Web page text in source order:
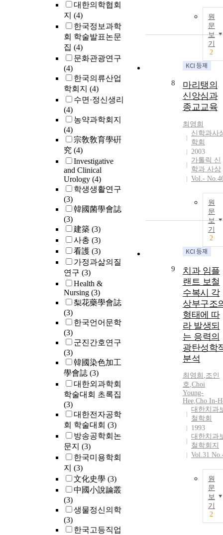
대한의학협회
지 (4)
한국정보과학
회 학술발표논문
집 (4)
문화관광연구
(4)
한국의류산업
학회지 (4)
수면·정신생리
(4)
농약과학회지
(4)
宗敎敎育學硏
究 (4)
Investigative
and Clinical
Urology (4)
학생생활연구
(3)
韓國菌學會誌
(3)
建築 (3)
사총 (3)
看護 (3)
가정과삶의질
연구 (3)
Health &
Nursing (3)
梨花藥學會誌
(3)
한국언어문학
(3)
군진간호연구
(3)
韓國染色加工
學會誌 (3)
대한외과학회
학술대회 초록집
(3)
대한전자공학
회 학술대회 (3)
방송공학회논
문지 (3)
한국미용학회
지 (3)
文化史學 (3)
中國小說論叢
(3)
생물정신의학
(3)
한국고등직업
medication
these effects
seem to last
long. 목 적:공
황장애 환자들
에 대한 인지
동치료가 치료
약물의 종류와
무관하게 약물
을 중단하는데
도움을 주며,
기간에 걸쳐
전 상태를 유
할 수 있는지
부를 검증하기
위해 이 연구
시행하였다.
법:DSM-Ⅳ 진
단에 따라 공
장애로 진단
고 약물치료중
인 24명의 환
를 대상으로
회기 집단 인
행동치료를 실
행동치료 전
용 약물을 벤
다이아제핀계
약물 복용 군
명과 벤조다이
아최영희 등
375 제핀과 항
우울제 병합요
법군 144명의
환자군으로 나
누어, 치료 전
후에 시행한
Beck
Depression
Inven -
tory(BDI),
Spielberg State
Anxiety
Spielberg Trait
Anxiety
Trait), Body
원
문
보
기
2
8
마리탱의
신앙심과
종교교육
최영희
신학과사
학회
2003
가톨릭 신
학과 사상
Vol.-
원
문
보
기
2
9
치과 임플
랜트 보철
수복시 각
상부구조
형태에 따
라 발생되
는 응력의
광탄성학
분석
최영희 ,조인
호,Choi
Young-
Hee,Cho In-
대한치과
철학회
1993
대한치과
철학회지
Vol.31
원
문
보
기
2